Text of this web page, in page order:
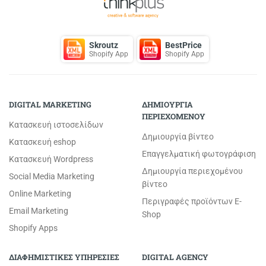
Skroutz
Shopify App
BestPrice
Shopify App
DIGITAL MARKETING
Κατασκευή ιστοσελίδων
Κατασκευή eshop
Κατασκευή Wordpress
Social Media Marketing
Online Marketing
Email Marketing
Shopify Apps
ΔΗΜΙΟΥΡΓΙΑ
ΠΕΡΙΕΧΟΜΕΝΟΥ
Δημιουργία βίντεο
Επαγγελματική φωτογράφιση
Δημιουργία περιεχομένου
βίντεο
Περιγραφές προϊόντων E-
Shop
ΔΙΑΦΗΜΙΣΤΙΚΕΣ ΥΠΗΡΕΣΙΕΣ DIGITAL AGENCY